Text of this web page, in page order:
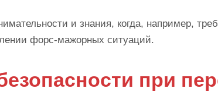
и знания, когда, например,
форс-мажорных ситуаций.
при